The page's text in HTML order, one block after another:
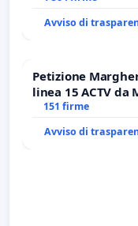
Avviso di
Petizione
linea 15 ACTV da
Antonio
151 firme
Avviso di